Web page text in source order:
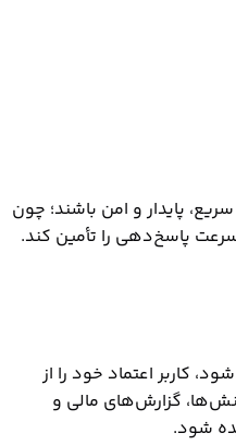
پایدار و امن باشند؛ چون
سرعت پاسخ‌دهی را تأمین کند.
کاربر اعتماد خود را از
گزارش‌های مالی و
شود.